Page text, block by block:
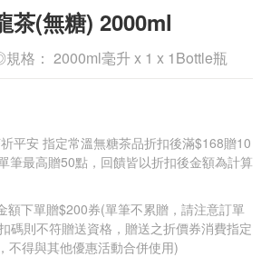
茶(無糖) 2000ml
格： 2000ml毫升 x 1 x 1Bottle瓶
平安 指定常溫無糖茶品折扣後滿$168贈10
筆最高贈50點，回饋皆以折扣後金額為計算
額下單贈$200券(單筆不累贈，請注意訂單
碼則不符贈送資格，贈送之折價券消費指定
不得與其他優惠活動合併使用)